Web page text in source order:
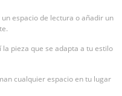
espacio de lectura o añadir un
la pieza que se adapta a tu estilo
cualquier espacio en tu lugar